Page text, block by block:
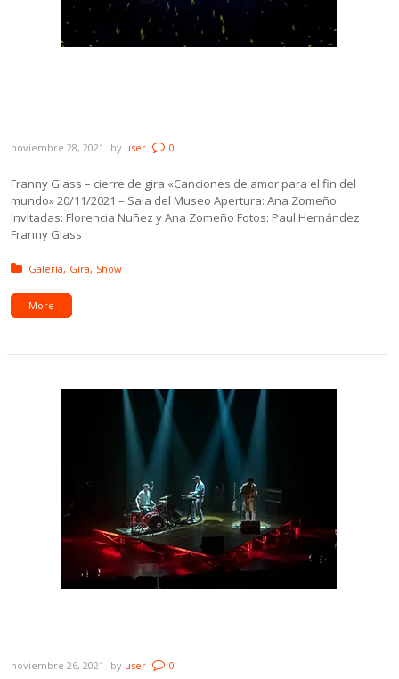
noviembre 28, 2021 by user 0
Franny Glass – cierre de gira «Canciones de amor para el fin del
mundo» 20/11/2021 – Sala del Museo Apertura: Ana Zomeño
Invitadas: Florencia Nuñez y Ana Zomeño Fotos: Paul Hernández
Franny Glass
Posted in:
Galería Gira Show
More
noviembre 26, 2021 by user 0